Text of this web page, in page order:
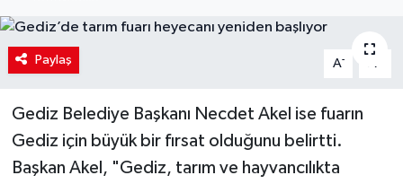
Paylaş A- A
Gediz Belediye Başkanı Necdet Akel ise fuarın
Gediz için büyük bir fırsat olduğunu belirtti.
Başkan Akel, "Gediz, tarım ve hayvancılıkta